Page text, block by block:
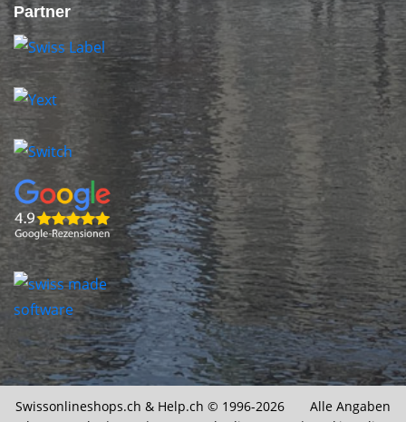
Partner
Swissonlineshops.ch & Help.ch © 1996-2026 Alle Angaben